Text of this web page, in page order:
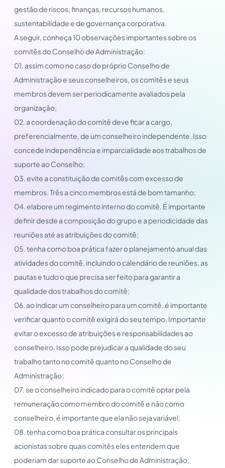
gestão de riscos, finanças, recursos humanos,
sustentabilidade e de governança corporativa.
A seguir, conheça 10 observações importantes sobre os
comitês do Conselho de Administração:
01. assim como no caso do próprio Conselho de
Administração e seus conselheiros, os comitês e seus
membros devem ser periodicamente avaliados pela
organização;
02. a coordenação do comitê deve ficar a cargo,
preferencialmente, de um conselheiro independente. Isso
concede independência e imparcialidade aos trabalhos de
suporte ao Conselho;
03. evite a constituição de comitês com excesso de
membros. Três a cinco membros está de bom tamanho;
04. elabore um regimento interno do comitê. É importante
definir desde a composição do grupo e a periodicidade das
reuniões até as atribuições do comitê;
05. tenha como boa prática fazer o planejamento anual das
atividades do comitê, incluindo o calendário de reuniões, as
pautas e tudo o que precisa ser feito para garantir a
qualidade dos trabalhos do comitê;
06. ao indicar um conselheiro para um comitê, é importante
verificar quanto o comitê exigirá do seu tempo. Importante
evitar o excesso de atribuições e responsabilidades ao
conselheiro. Isso pode prejudicar a qualidade do seu
trabalho tanto no comitê quanto no Conselho de
Administração;
07. se o conselheiro indicado para o comitê optar pela
remuneração como membro do comitê e não como
conselheiro, é importante que ela não seja variável;
08. tenha como boa prática consultar os principais
acionistas sobre quais comitês eles entendem que
poderiam dar suporte ao Conselho de Administração;